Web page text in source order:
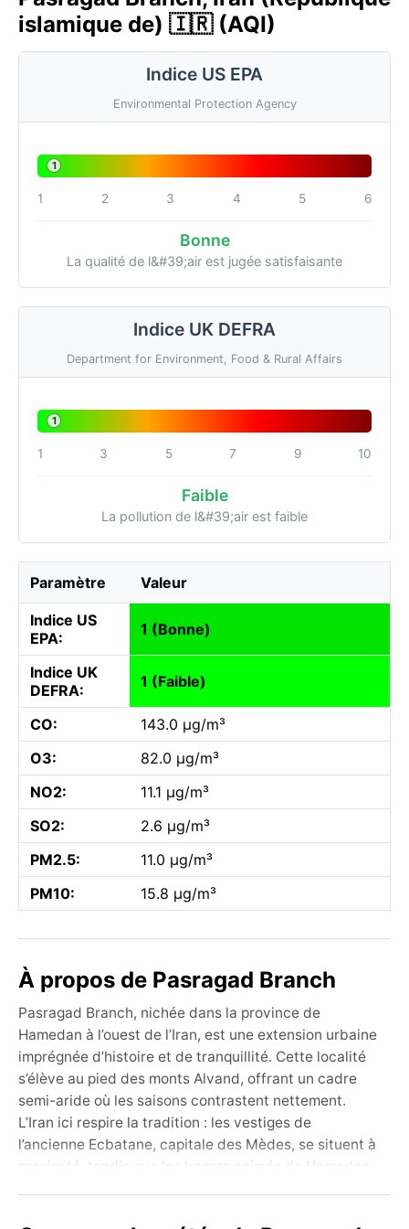
islamique de) 🇮🇷 (AQI)
Indice US EPA
Environmental Protection Agency
1
1 2 3 4 5 6
Bonne
La qualité de l&#39;air est jugée satisfaisante
Indice UK DEFRA
Department for Environment, Food & Rural Affairs
1
1 3 5 7 9 10
Faible
La pollution de l&#39;air est faible
Paramètre Valeur
Indice US
EPA:
1 (Bonne)
Indice UK
DEFRA:
1 (Faible)
CO:
143.0 µg/m³
O3:
82.0 µg/m³
NO2:
11.1 µg/m³
SO2:
2.6 µg/m³
PM2.5:
11.0 µg/m³
PM10:
15.8 µg/m³
À propos de Pasragad Branch
Pasragad Branch, nichée dans la province de
Hamedan à l’ouest de l’Iran, est une extension urbaine
imprégnée d’histoire et de tranquillité. Cette localité
s’élève au pied des monts Alvand, offrant un cadre
semi-aride où les saisons contrastent nettement.
L’Iran ici respire la tradition : les vestiges de
l’ancienne Ecbatane, capitale des Mèdes, se situent à
proximité, tandis que les bazars animés de Hamedan